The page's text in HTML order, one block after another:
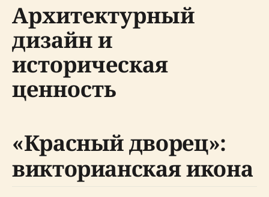
Архитектурный
дизайн и
историческая
ценность
«Красный дворец»:
викторианская икона